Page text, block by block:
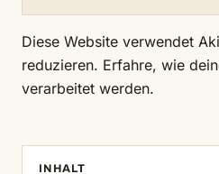
Diese Website verwendet
reduzieren. Erfahre, wie
verarbeitet werden.
INHALT